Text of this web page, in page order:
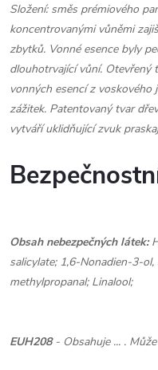
Složení: směs prémiového
koncentrovanými vůněmi
zbytků. Vonné esence byly
dlouhotrvající vůní. Otevřený
vonných esencí z
zážitek. Patentovaný tvar
vytváří uklidňující zvuk
Obsah nebezpečných látek:
salicylate; 1,6-Nonadien-3-
methylpropanal; Linalool;
EUH208- Obsahuje ... .